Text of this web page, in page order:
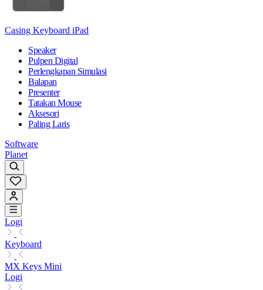
Casing Keyboard iPad
Speaker
Pulpen Digital
Perlengkapan Simulasi
Balapan
Presenter
Tatakan Mouse
Aksesori
Paling Laris
Software
Planet
Logi
Keyboard
MX Keys Mini
Logi